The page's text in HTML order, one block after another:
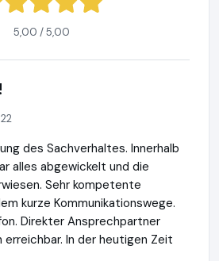
5,00 / 5,00
des Sachverhaltes. Innerhalb
alles abgewickelt und die
Sehr kompetente
kurze Kommunikationswege.
Direkter Ansprechpartner
erreichbar. In der heutigen Zeit